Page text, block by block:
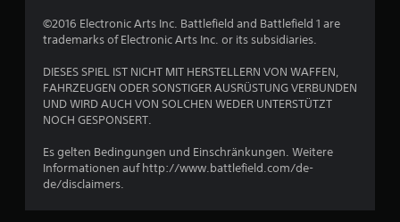
©2016 Electronic Arts Inc. Battlefield and Battlefield 1 are
trademarks of Electronic Arts Inc. or its subsidiaries.
DIESES SPIEL IST NICHT MIT HERSTELLERN VON WAFFEN,
FAHRZEUGEN ODER SONSTIGER AUSRÜSTUNG VERBUNDEN
UND WIRD AUCH VON SOLCHEN WEDER UNTERSTÜTZT
NOCH GESPONSERT.
Es gelten Bedingungen und Einschränkungen. Weitere
Informationen auf http://www.battlefield.com/de-
de/disclaimers.